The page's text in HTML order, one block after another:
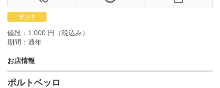
値段：1,000 円（税込み）
期間：通年
お店情報
ポルトベッロ